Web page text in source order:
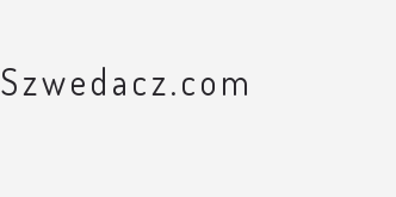
Szwedacz.com